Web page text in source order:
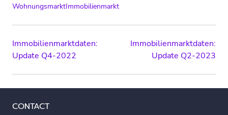
WohnungsmarktImmobilienmarkt
Post
navigation
Immobilienmarktdaten:
Update Q4-2022
Immobilienmarktdaten:
Update Q2-2023
CONTACT